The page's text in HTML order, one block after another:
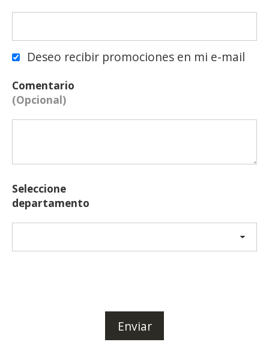
Deseo recibir promociones en mi e-mail
Comentario
(Opcional)
Seleccione
departamento